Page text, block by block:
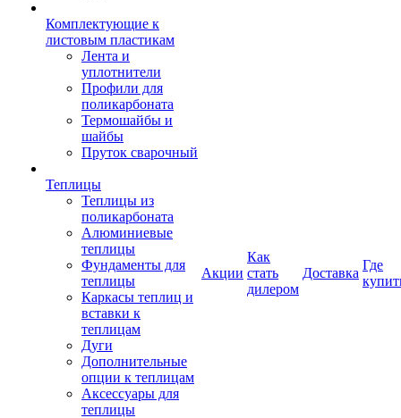
Комплектующие к
листовым пластикам
Лента и
уплотнители
Профили для
поликарбоната
Термошайбы и
шайбы
Пруток сварочный
Теплицы
Теплицы из
поликарбоната
Алюминиевые
теплицы
Фундаменты для
теплицы
Каркасы теплиц и
вставки к
теплицам
Дуги
Дополнительные
опции к теплицам
Аксессуары для
теплицы
Акции
Как
стать
дилером
Доставка
Где